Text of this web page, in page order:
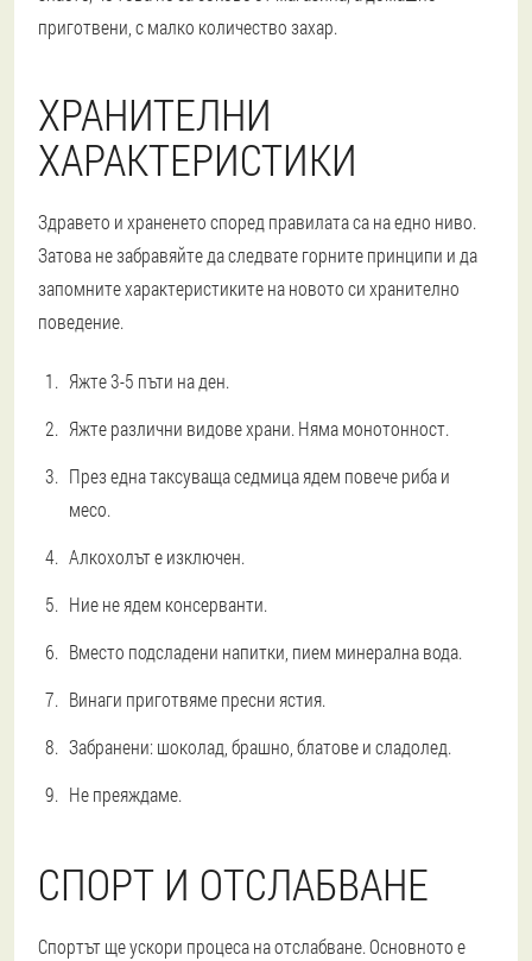
приготвени, с малко количество захар.
ХРАНИТЕЛНИ
ХАРАКТЕРИСТИКИ
Здравето и храненето според правилата са на едно ниво.
Затова не забравяйте да следвате горните принципи и да
запомните характеристиките на новото си хранително
поведение.
Яжте 3-5 пъти на ден.
Яжте различни видове храни. Няма монотонност.
През една таксуваща седмица ядем повече риба и
месо.
Алкохолът е изключен.
Ние не ядем консерванти.
Вместо подсладени напитки, пием минерална вода.
Винаги приготвяме пресни ястия.
Забранени: шоколад, брашно, блатове и сладолед.
Не преяждаме.
СПОРТ И ОТСЛАБВАНЕ
Спортът ще ускори процеса на отслабване. Основното е